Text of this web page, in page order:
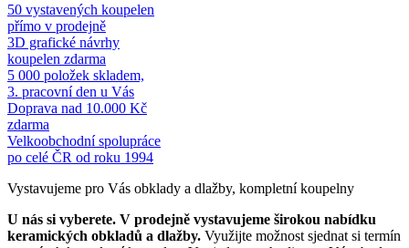
50 vystavených koupelen
přímo v prodejně
3D grafické návrhy
koupelen zdarma
5 000 položek skladem,
3. pracovní den u Vás
Doprava nad 10.000 Kč
zdarma
Velkoobchodní spolupráce
po celé ČR od roku 1994
Vystavujeme pro Vás obklady a dlažby, kompletní koupelny
U nás si vyberete. V prodejně vystavujeme širokou nabídku
keramických obkladů a dlažby. Využijte možnost sjednat si termín